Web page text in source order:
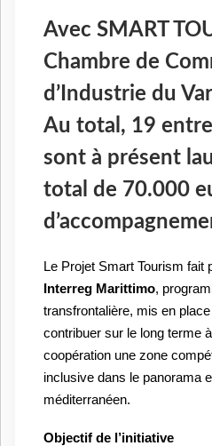
Avec SMART
Chambre de
d’Industrie du
Au total, 19
sont à présent
total de 70.000
Le Projet Smart Tourism fait
Interreg Marittimo,
transfrontalière, mis en place
contribuer sur le long terme
coopération une zone
inclusive dans le panorama
méditerranéen.
Objectif de l’initiative